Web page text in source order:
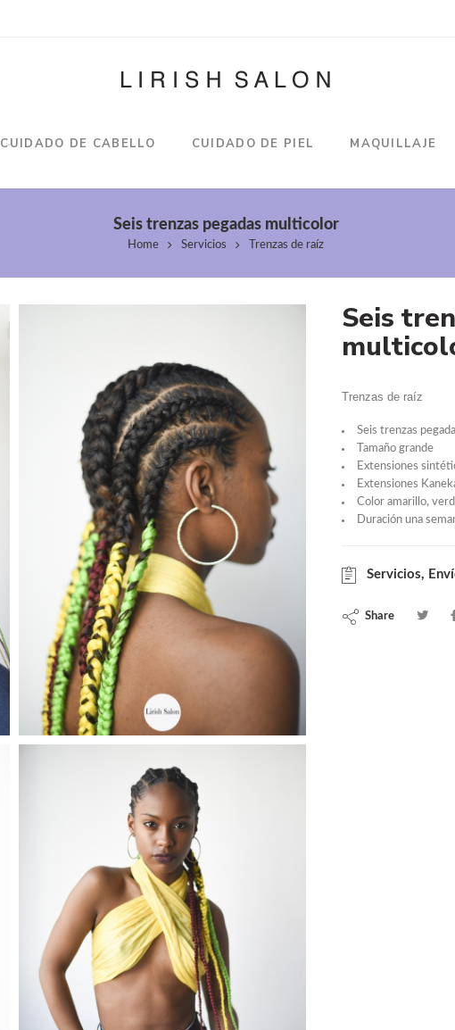
CUIDADO DE CABELLO CUIDADO DE PIEL MAQUILLAJE
Seis trenzas pegadas multicolor
Home Servicios Trenzas de raíz
Seis
Trenzas de raíz
Seis trenzas
Tamaño grande
Extensiones
Extensiones
Color amarillo,
Duración una
Servicios,
Share